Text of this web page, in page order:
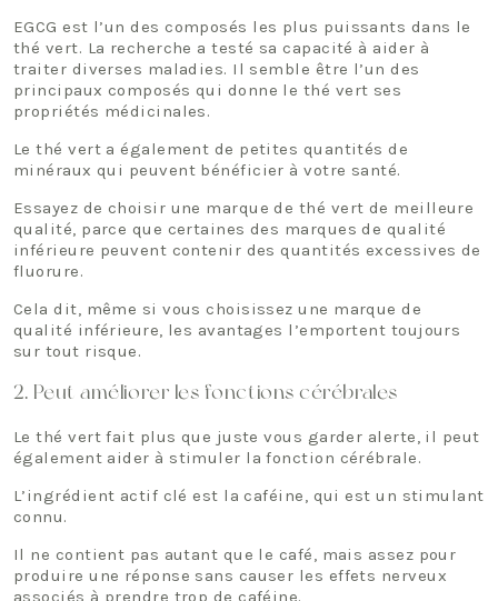
EGCG est l’un des composés les plus puissants dans le
thé vert. La recherche a testé sa capacité à aider à
traiter diverses maladies. Il semble être l’un des
principaux composés qui donne le thé vert ses
propriétés médicinales.
Le thé vert a également de petites quantités de
minéraux qui peuvent bénéficier à votre santé.
Essayez de choisir une marque de thé vert de meilleure
qualité, parce que certaines des marques de qualité
inférieure peuvent contenir des quantités excessives de
fluorure.
Cela dit, même si vous choisissez une marque de
qualité inférieure, les avantages l’emportent toujours
sur tout risque.
2. Peut améliorer les fonctions cérébrales
Le thé vert fait plus que juste vous garder alerte, il peut
également aider à stimuler la fonction cérébrale.
L’ingrédient actif clé est la caféine, qui est un stimulant
connu.
Il ne contient pas autant que le café, mais assez pour
produire une réponse sans causer les effets nerveux
associés à prendre trop de caféine.